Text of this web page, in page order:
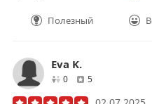
Полезный
Eva K.
0друзей
5отзывов